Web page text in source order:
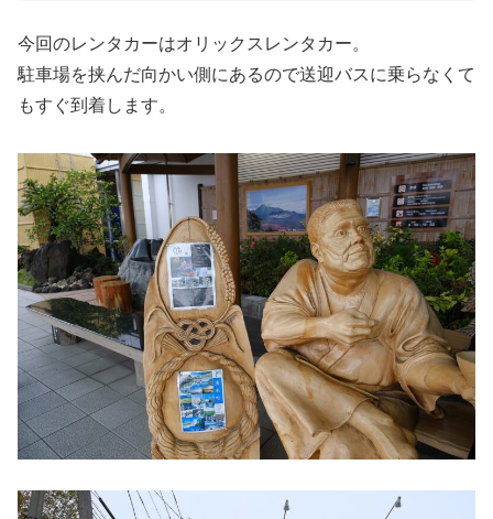
今回のレンタカーはオリックスレンタカー。
駐車場を挟んだ向かい側にあるので送迎バスに乗らなくて
もすぐ到着します。